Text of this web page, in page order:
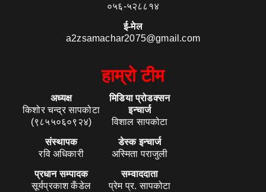
०५६-५२८८१४
ई-मेल
a2zsamachar2075@gmail.com
हाम्रो टीम
अध्यक्ष
किशोर चन्द्र सापकोटा
(९८५५०६०९२४)
संस्थापक
रवि अधिकारी
प्रधान सम्पादक
सूर्यप्रकाश कँडेल
मिडिया प्रोडक्सन
इन्चार्ज
विशाल सापकोटा
डेस्क इन्चार्ज
अस्मिता पराजुली
सम्वाददाता
प्रेम प्र. सापकोटा